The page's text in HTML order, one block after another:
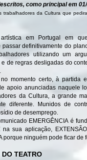
como principal em
da Cultura que
em Portugal em
definitivamente do
utilizando um
de regras desligadas do
no momento certo, à
apoio anunciadas naquele
da Cultura, a grande
diferente. Munidos de
de desemprego.
EMERGÊNCIA é
sua aplicação,
porque ninguém pode ficar de
TEATRO